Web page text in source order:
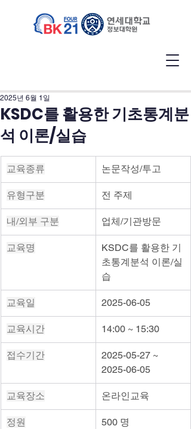
KSDC를 활용한 기초통계분
석 이론/실습
2025년 6월 1일
교육종류 논문작성/투고
유형구분 전 주제
내/외부 구분 업체/기관방문
교육명
KSDC를 활용한 기
초통계분석 이론/실
습
교육일 2025-06-05
교육시간 14:00 ~ 15:30
접수기간
2025-05-27 ~
2025-06-05
교육장소 온라인교육
정원 500 명